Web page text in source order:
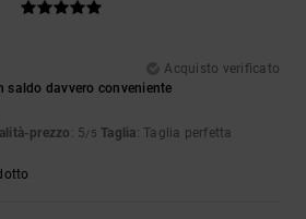
Acquisto verificato
saldo davvero conveniente
prezzo : 5/5 Taglia: Taglia perfetta